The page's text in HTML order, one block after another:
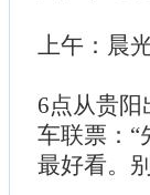
上午：晨
6点从贵
车联票：“
最好看。